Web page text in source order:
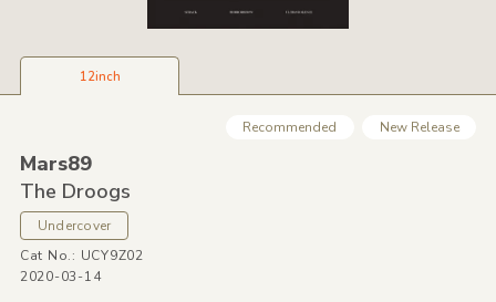
12inch
Recommended New Release
Mars89
The Droogs
Undercover
Cat No.: UCY9Z02
2020-03-14